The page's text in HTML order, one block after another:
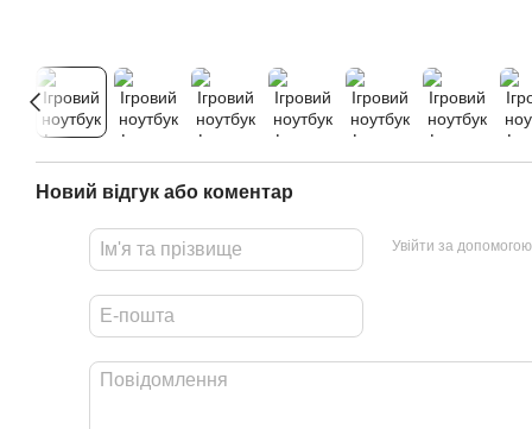
Новий відгук або коментар
Увійти за допомогою